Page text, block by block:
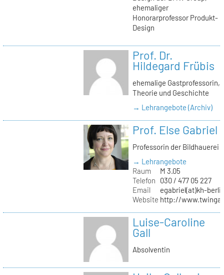
ehemaliger
Honorarprofessor Produkt-
Design
Prof. Dr.
Hildegard Frübis
ehemalige Gastprofessorin,
Theorie und Geschichte
→ Lehrangebote (Archiv)
Prof. Else Gabriel
Professorin der Bildhauerei
→ Lehrangebote
Raum
M 3.05
Telefon
030 / 477 05 227
Email
egabriel(at)kh-
Website http://
Luise-Caroline
Gall
Absolventin